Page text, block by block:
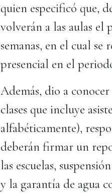
quien especificó que,
volverán a las aulas el
semanas, en el cual
presencial en el
Además, dio a
clases que incluye
alfabéticamente),
deberán firmar un
las escuelas,
y la garantía de agua